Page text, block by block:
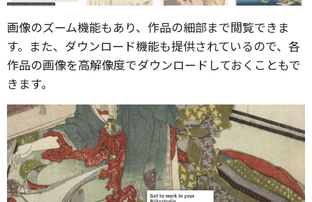
画像のズーム機能もあり、作品の細部まで閲覧できま
す。また、ダウンロード機能も提供されているので、各
作品の画像を高解像度でダウンロードしておくこともで
きます。